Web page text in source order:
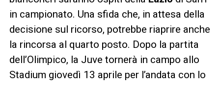
in campionato. Una sfida che, in attesa della
decisione sul ricorso, potrebbe riaprire anche
la rincorsa al quarto posto. Dopo la partita
dell’Olimpico, la Juve tornerà in campo allo
Stadium giovedì 13 aprile per l’andata con lo